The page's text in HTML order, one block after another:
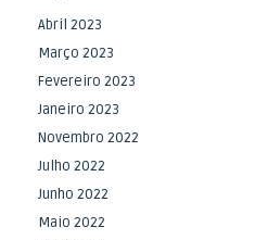
Abril 2023
Março 2023
Fevereiro 2023
Janeiro 2023
Novembro 2022
Julho 2022
Junho 2022
Maio 2022